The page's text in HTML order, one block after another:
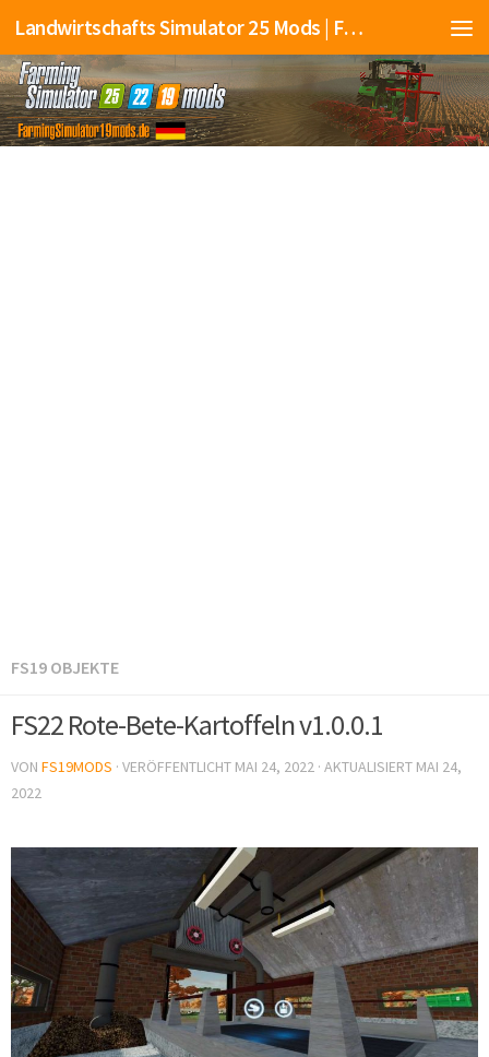
Landwirtschafts Simulator 25 Mods | Farming Simulator 25 Mods | FS25 Mods
FS19 OBJEKTE
FS22 Rote-Bete-Kartoffeln v1.0.0.1
VON FS19MODS · VERÖFFENTLICHT MAI 24, 2022 · AKTUALISIERT MAI 24,
2022